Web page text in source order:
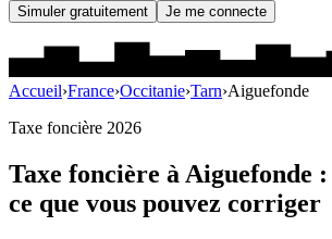
Simuler gratuitement Je me connecte
Accueil›France›Occitanie›Tarn›Aiguefonde
Taxe foncière 2026
Taxe foncière àAiguefonde
ce que vous pouvez corriger